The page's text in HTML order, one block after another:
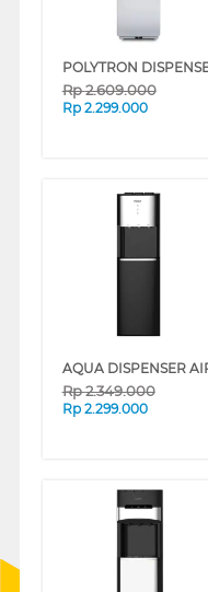
Rp2.609.000
Rp 2.299.000
Rp2.349.000
Rp 2.299.000